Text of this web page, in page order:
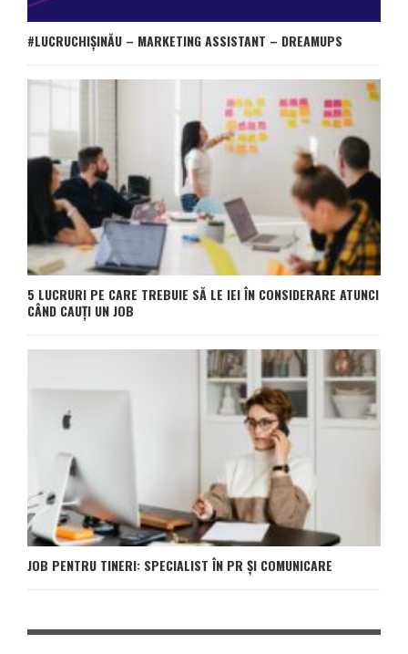
#LUCRUCHIȘINĂU – MARKETING ASSISTANT – DREAMUPS
5 LUCRURI PE CARE TREBUIE SĂ LE IEI ÎN CONSIDERARE ATUNCI
CÂND CAUȚI UN JOB
JOB PENTRU TINERI: SPECIALIST ÎN PR ȘI COMUNICARE